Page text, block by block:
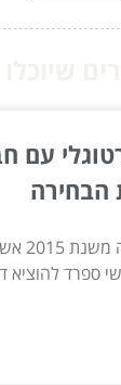
עם
הבחירה
בעקבות
ספרד להוציא